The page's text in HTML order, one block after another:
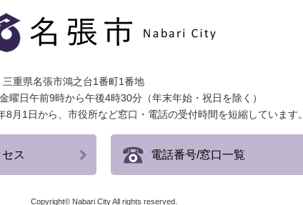
重県名張市鴻之台1番町1番地
曜日午前9時から午後4時30分（年末年始・祝日を除く）
8月1日から、市役所など窓口・電話の受付時間を短縮しています。
ス 電話番号/窓口一覧
Copyright© Nabari City All rights reserved.